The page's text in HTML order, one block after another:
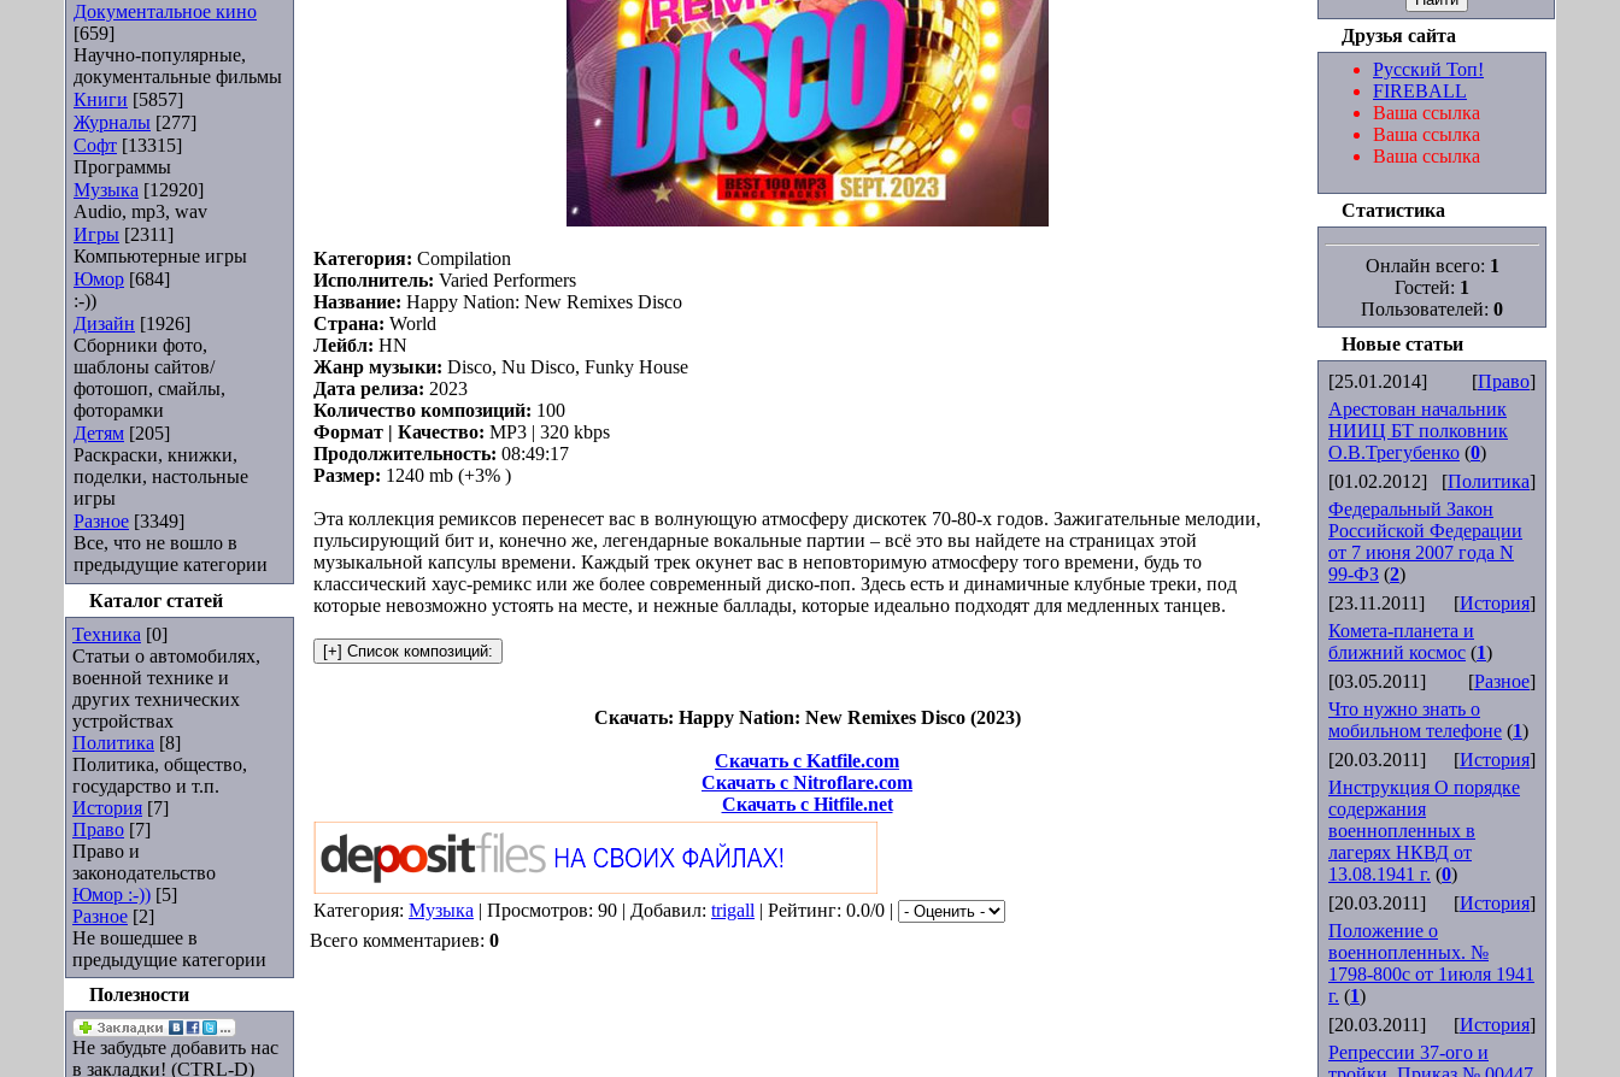
Документальное кино
[659]
Научно-популярные,
документальные фильмы
Книги [5857]
Журналы [277]
Софт [13315]
Программы
Музыка [12920]
Audio, mp3, wav
Игры [2311]
Компьютерные игры
Юмор [684]
:-))
Дизайн [1926]
Сборники фото,
шаблоны сайтов/
фотошоп, смайлы,
фоторамки
Детям [205]
Раскраски, книжки,
поделки, настольные
игры
Разное [3349]
Все, что не вошло в
предыдущие категории
Каталог статей
Техника [0]
Статьи о автомобилях,
военной технике и
других технических
устройствах
Политика [8]
Политика, общество,
государство и т.п.
История [7]
Право [7]
Право и
законодательство
Юмор :-)) [5]
Разное [2]
Не вошедшее в
предыдущие категории
Полезности
Не забудьте добавить нас
в закладки! (CTRL-D)
Категория: Compilation
Исполнитель: Varied Performers
Название: Happy Nation: New Remixes Disco
Страна: World
Лейбл: HN
Жанр музыки: Disco, Nu Disco, Funky House
Дата релиза: 2023
Количество композиций: 100
Формат | Качество: MP3 | 320 kbps
Продолжительность: 08:49:17
Размер: 1240 mb (+3% )
Эта коллекция ремиксов перенесет вас в волнующую атмосферу дискотек 70-80-х годов. Зажигательные мелодии,
пульсирующий бит и, конечно же, легендарные вокальные партии – всё это вы найдете на страницах этой
музыкальной капсулы времени. Каждый трек окунет вас в неповторимую атмосферу того времени, будь то
классический хаус-ремикс или же более современный диско-поп. Здесь есть и динамичные клубные треки, под
которые невозможно устоять на месте, и нежные баллады, которые идеально подходят для медленных танцев.
Скачать: Happy Nation: New Remixes Disco (2023)
Скачать с Katfile.com
Скачать с Nitroflare.com
Скачать с Hitfile.net
Категория: Музыка | Просмотров: 90 | Добавил: trigall | Рейтинг: 0.0/0 |
Всего комментариев: 0
Друзья сайта
Русский Топ!
FIREBALL
Ваша ссылка
Ваша ссылка
Ваша ссылка
Статистика
Онлайн всего: 1
Гостей: 1
Пользователей: 0
Новые статьи
[25.01.2014]
[Право]
Арестован начальник
НИИЦ БТ полковник
О.В.Трегубенко (0)
[01.02.2012]
[Политика]
Федеральный Закон
Российской Федерации
от 7 июня 2007 года N
99-ФЗ (2)
[23.11.2011]
[История]
Комета-планета и
ближний космос (1)
[03.05.2011]
[Разное]
Что нужно знать о
мобильном телефоне (1)
[20.03.2011]
[История]
Инструкция О порядке
содержания
военнопленных в
лагерях НКВД от
13.08.1941 г. (0)
[20.03.2011]
[История]
Положение о
военнопленных. №
1798-800с от 1июля 1941
г. (1)
[20.03.2011]
[История]
Репрессии 37-ого и